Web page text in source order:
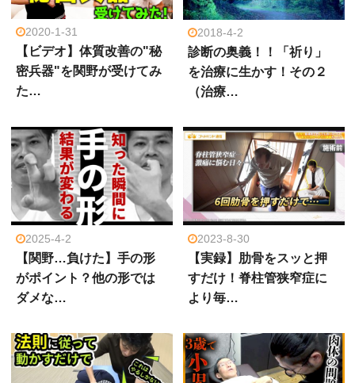
2020-1-31
【ビデオ】体質改善の"秘
密兵器"を関野が受けてみ
た…
2018-4-2
診断の奥義！！「祈り」
を治療に生かす！その２
（治療…
2025-4-2
【関野…負けた】手の形
がポイント？他の形では
ダメな…
2023-8-30
【実録】肋骨をスッと押
すだけ！脊柱管狭窄症に
より毎…